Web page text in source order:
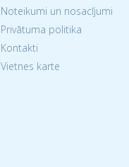
Noteikumi un nosacījumi
Privātuma politika
Kontakti
Vietnes karte